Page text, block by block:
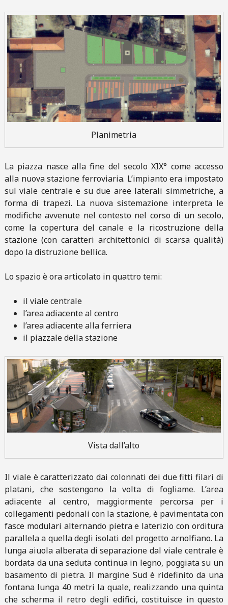
Planimetria
La piazza nasce alla fine del secolo XIX° come accesso
alla nuova stazione ferroviaria. L’impianto era impostato
sul viale centrale e su due aree laterali simmetriche, a
forma di trapezi. La nuova sistemazione interpreta le
modifiche avvenute nel contesto nel corso di un secolo,
come la copertura del canale e la ricostruzione della
stazione (con caratteri architettonici di scarsa qualità)
dopo la distruzione bellica.
Lo spazio è ora articolato in quattro temi:
il viale centrale
l’area adiacente al centro
l’area adiacente alla ferriera
il piazzale della stazione
Vista dall’alto
Il viale è caratterizzato dai colonnati dei due fitti filari di
platani, che sostengono la volta di fogliame. L’area
adiacente al centro, maggiormente percorsa per i
collegamenti pedonali con la stazione, è pavimentata con
fasce modulari alternando pietra e laterizio con orditura
parallela a quella degli isolati del progetto arnolfiano. La
lunga aiuola alberata di separazione dal viale centrale è
bordata da una seduta continua in legno, poggiata su un
basamento di pietra. Il margine Sud è ridefinito da una
fontana lunga 40 metri la quale, realizzando una quinta
che scherma il retro degli edifici, costituisce in questo